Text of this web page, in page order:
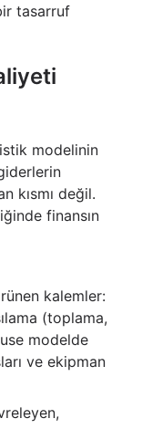
tasarruf
modelinin
kısmı değil.
finansın
kalemler:
(toplama,
modelde
ve ekipman